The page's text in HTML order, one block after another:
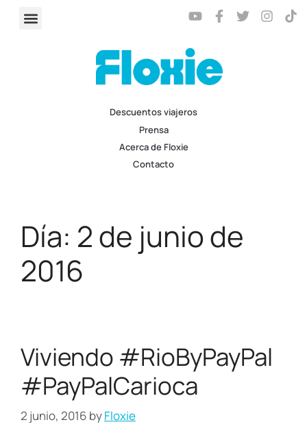
Descuentos viajeros
Prensa
Acerca de Floxie
Contacto
Día: 2 de junio de
2016
Viviendo #RioByPayPal
#PayPalCarioca
2 junio, 2016 byFloxie